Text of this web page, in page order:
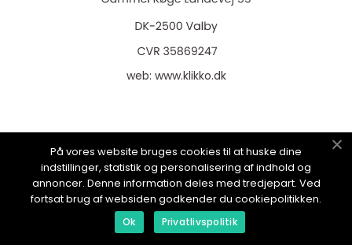
web: www.klikko.dk
Menu
Reklame
Om oss
På vores website bruges cookies til at huske dine
indstillinger, statistik og personalisering af indhold og
annoncer. Denne information deles med tredjepart. Ved
fortsat brug af websiden godkender du cookiepolitikken.
Ok Privatlivspolitik